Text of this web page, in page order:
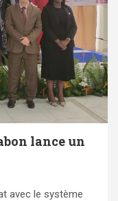
lance un
avec le système